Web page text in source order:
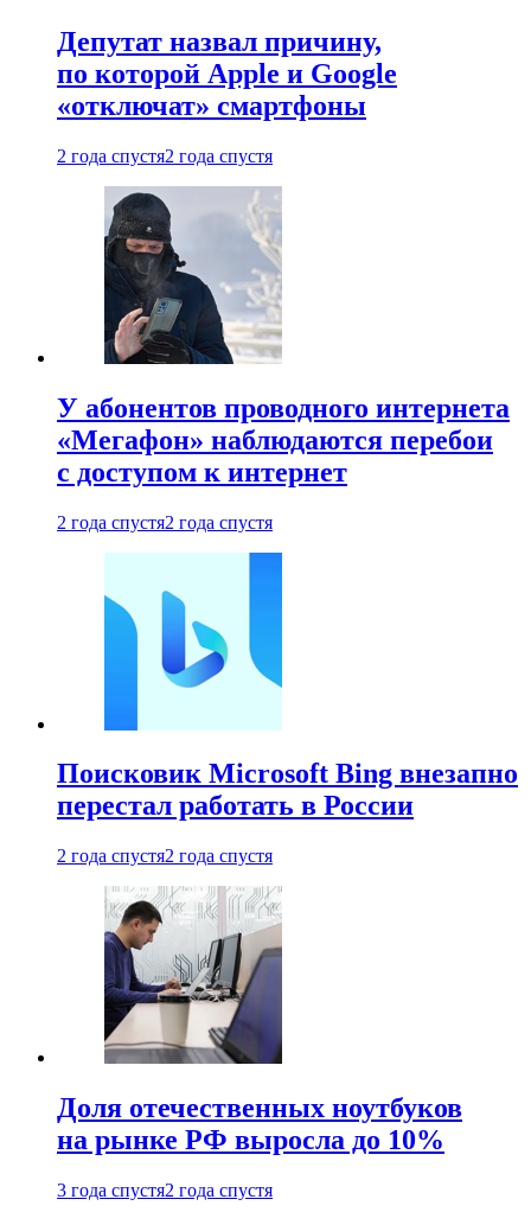
Депутат назвал причину,
по которой Apple и Google
«отключат» смартфоны
2 года спустя2 года спустя
У абонентов проводного интернета
«Мегафон» наблюдаются перебои
с доступом к интернет
2 года спустя2 года спустя
Поисковик Microsoft Bing внезапно
перестал работать в России
2 года спустя2 года спустя
Доля отечественных ноутбуков
на рынке РФ выросла до 10%
3 года спустя2 года спустя